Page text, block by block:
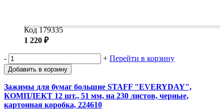
Код 179335
1 220 ₽
- + Перейти в корзину
Добавить в корзину
Зажимы для бумаг большие STAFF "EVERYDAY",
КОМПЛЕКТ 12 шт., 51 мм, на 230 листов, черные,
картонная коробка, 224610